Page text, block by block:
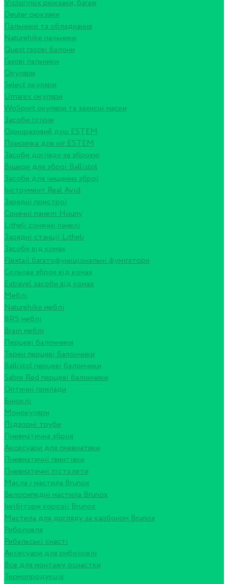
Victorinox рюкзаки, багаж
Deuter рюкзаки
Пальники та обладнання
Naturehike пальники
Quest газові балони
Газові пальники
Окуляри
Select окуляри
Umarex окуляри
WoSport окуляри та захисні маски
Засоби гігієни
Одноразовий душ ESTEM
Присипка для ніг ESTEM
Засоби догляду за зброєю
Вішери для зброї Ballistol
Засоби для чищення зброї
Інструмент Real Avid
Зарядні пристрої
Сонячні панелі Houny
Litheli сонячні панелі
Зарядні станції Litheli
Засоби від комах
Flextail багатофункціональні фумігатори
Сольова зброя від комах
Extravel засоби від комах
Меблі
Naturehike меблі
BRS меблі
Brain меблі
Перцеві балончики
Терен перцеві балончики
Ballistol перцеві балончики
Sabre Red перцеві балончики
Оптичні прилади
Біноклі
Монокуляри
Підзорні труби
Пневматична зброя
Аксесуари для пневматики
Пневматичні гвинтівки
Пневматичні пістолети
Масла і мастила Brunox
Велосипедні мастила Brunox
Інгібітори корозії Brunox
Мастила для догляду за карбоном Brunox
Риболовля
Рибальські снасті
Аксесуари для риболовлі
Все для монтажу оснастки
Термопродукція